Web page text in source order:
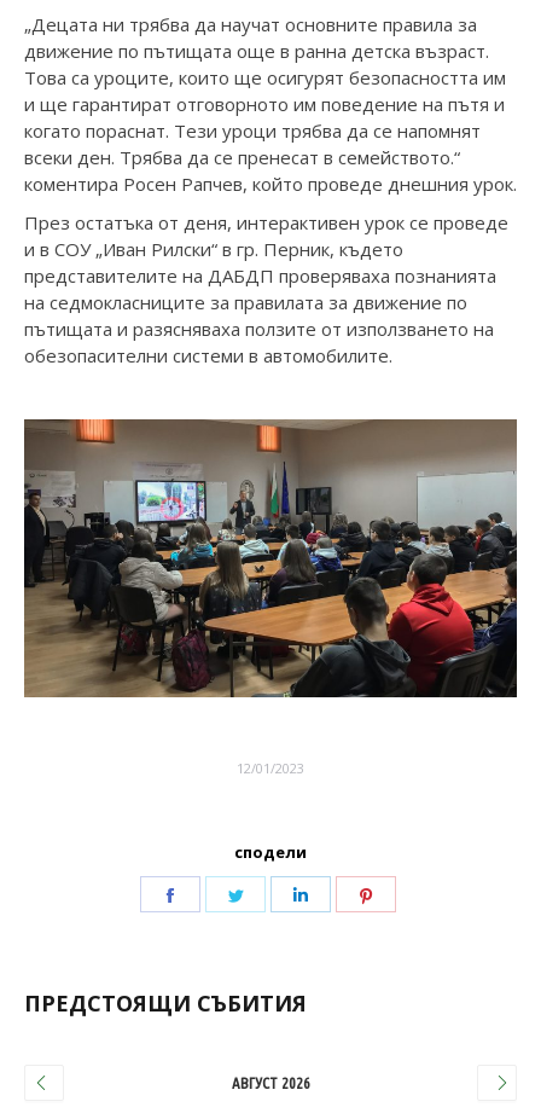
„Децата ни трябва да научат основните правила за
движение по пътищата още в ранна детска възраст.
Това са уроците, които ще осигурят безопасността им
и ще гарантират отговорното им поведение на пътя и
когато пораснат. Тези уроци трябва да се напомнят
всеки ден. Трябва да се пренесат в семейството.“
коментира Росен Рапчев, който проведе днешния урок.
През остатъка от деня, интерактивен урок се проведе
и в СОУ „Иван Рилски“ в гр. Перник, където
представителите на ДАБДП проверяваха познанията
на седмокласниците за правилата за движение по
пътищата и разясняваха ползите от използването на
обезопасителни системи в автомобилите.
12/01/2023
сподели
ПРЕДСТОЯЩИ СЪБИТИЯ
АВГУСТ 2026